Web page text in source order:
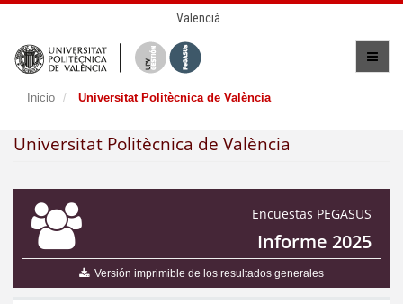
Valencià
Inicio Universitat Politècnica de València
Universitat Politècnica de València
Encuestas PEGASUS
Informe 2025
Versión imprimible de los resultados generales